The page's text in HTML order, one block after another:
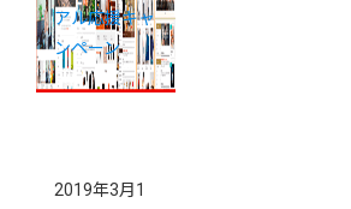
アル応援キャ
ンペーン
2019年3月1